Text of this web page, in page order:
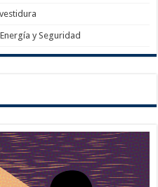
y Seguridad